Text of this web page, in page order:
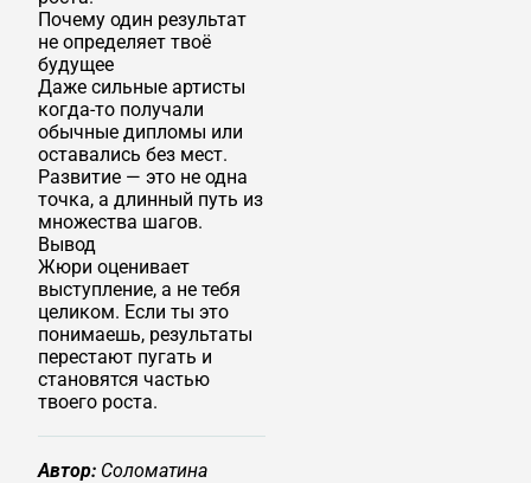
Почему один результат
не определяет твоё
будущее
Даже сильные артисты
когда-то получали
обычные дипломы или
оставались без мест.
Развитие — это не одна
точка, а длинный путь из
множества шагов.
Вывод
Жюри оценивает
выступление, а не тебя
целиком. Если ты это
понимаешь, результаты
перестают пугать и
становятся частью
твоего роста.
Автор: Соломатина